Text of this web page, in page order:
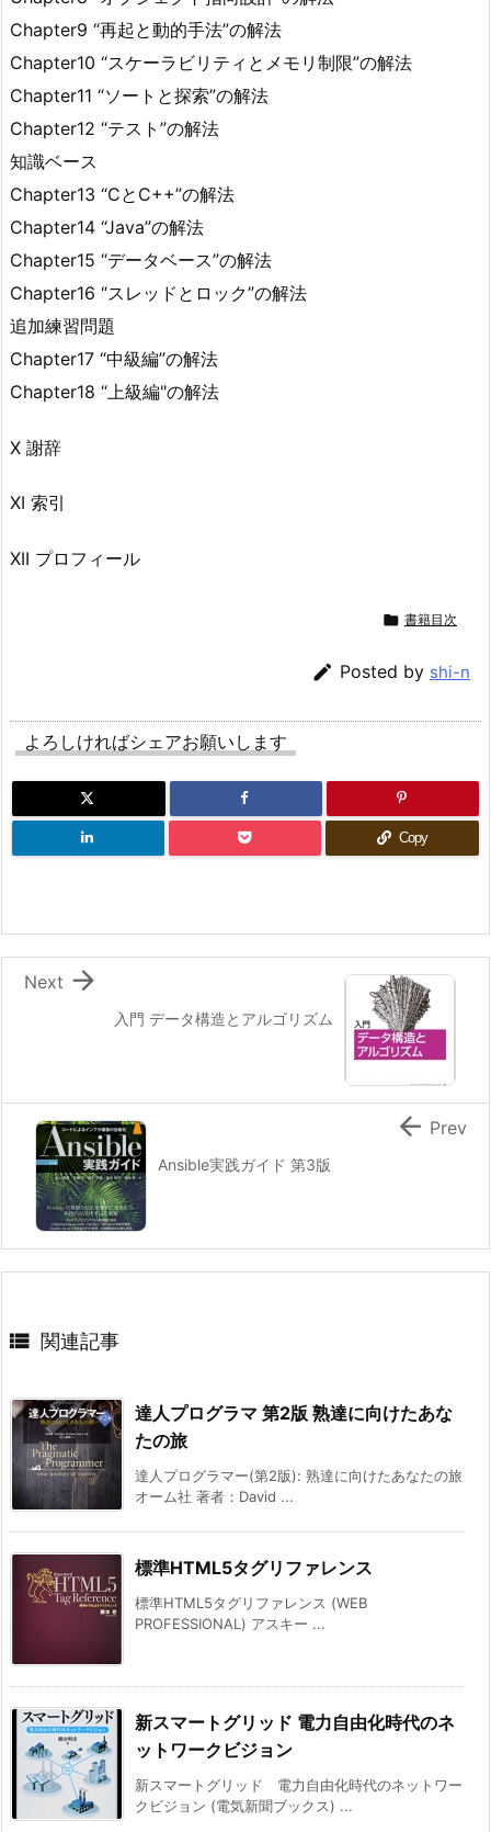
Chapter9 “再起と動的手法”の解法
Chapter10 “スケーラビリティとメモリ制限”の解法
Chapter11 “ソートと探索”の解法
Chapter12 “テスト”の解法
知識ベース
Chapter13 “CとC++”の解法
Chapter14 “Java”の解法
Chapter15 “データベース”の解法
Chapter16 “スレッドとロック”の解法
追加練習問題
Chapter17 “中級編”の解法
Chapter18 “上級編"の解法
X 謝辞
XI 索引
XII プロフィール
 書籍目次
 Posted by shi-n
よろしければシェアお願いします
Copy
入門 データ構造とアルゴリズム

Next
Ansible実践ガイド 第3版
 Prev
 関連記事
達人プログラマ 第2版 熟達に向けたあな
たの旅
達人プログラマー(第2版): 熟達に向けたあなたの旅
オーム社 著者：David ...
標準HTML5タグリファレンス
標準HTML5タグリファレンス (WEB
PROFESSIONAL) アスキー ...
新スマートグリッド 電力自由化時代のネ
ットワークビジョン
新スマートグリッド 電力自由化時代のネットワー
クビジョン (電気新聞ブックス) ...